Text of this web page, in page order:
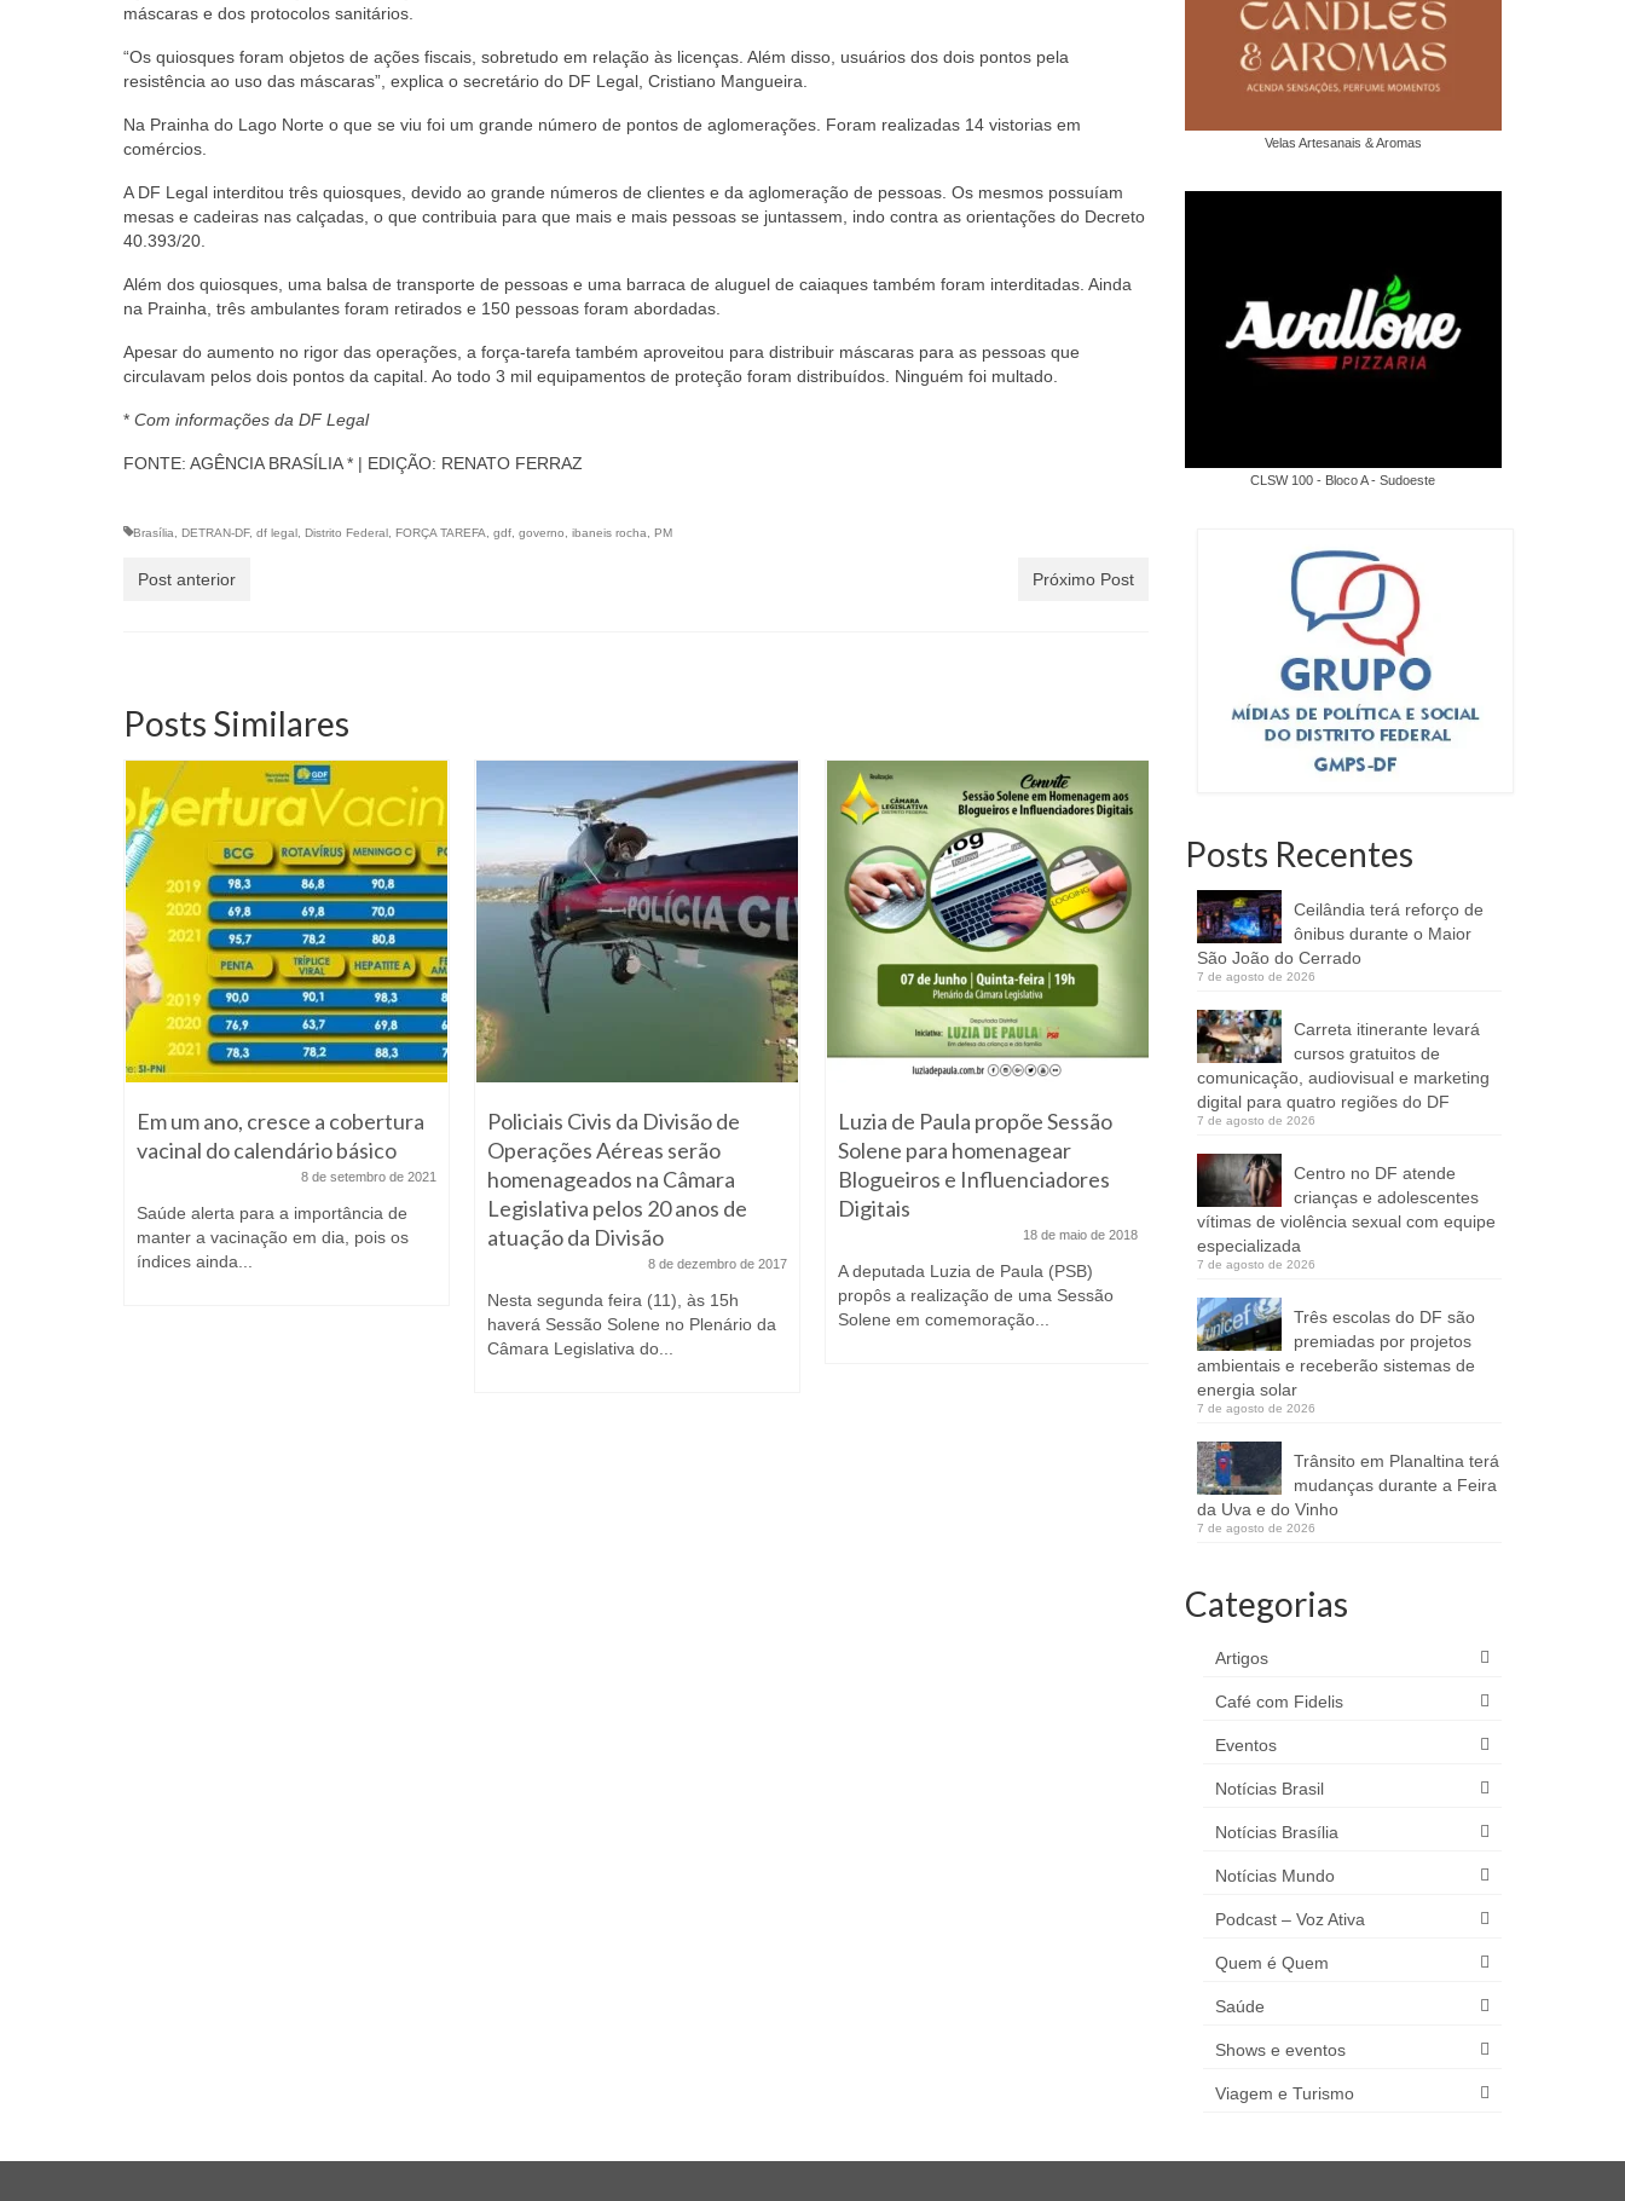
máscaras e dos protocolos sanitários.
“Os quiosques foram objetos de ações fiscais, sobretudo em relação às licenças. Além disso, usuários dos dois pontos pela
resistência ao uso das máscaras”, explica o secretário do DF Legal, Cristiano Mangueira.
Na Prainha do Lago Norte o que se viu foi um grande número de pontos de aglomerações. Foram realizadas 14 vistorias em
comércios.
A DF Legal interditou três quiosques, devido ao grande números de clientes e da aglomeração de pessoas. Os mesmos possuíam
mesas e cadeiras nas calçadas, o que contribuia para que mais e mais pessoas se juntassem, indo contra as orientações do Decreto
40.393/20.
Além dos quiosques, uma balsa de transporte de pessoas e uma barraca de aluguel de caiaques também foram interditadas. Ainda
na Prainha, três ambulantes foram retirados e 150 pessoas foram abordadas.
Apesar do aumento no rigor das operações, a força-tarefa também aproveitou para distribuir máscaras para as pessoas que
circulavam pelos dois pontos da capital. Ao todo 3 mil equipamentos de proteção foram distribuídos. Ninguém foi multado.
* Com informações da DF Legal
FONTE: AGÊNCIA BRASÍLIA * | EDIÇÃO: RENATO FERRAZ
Brasília DETRAN-DF, df legal Distrito Federal FORÇA TAREFA gdf governo ibaneis rocha PM
Post anterior Próximo Post
Posts Similares
Em um ano, cresce a cobertura
vacinal do calendário básico
8 de setembro de 2021
Saúde alerta para a importância de
manter a vacinação em dia, pois os
índices ainda...
Policiais Civis da Divisão de
Operações Aéreas serão
homenageados na Câmara
Legislativa pelos 20 anos de
atuação da Divisão
8 de dezembro de 2017
Nesta segunda feira (11), às 15h
haverá Sessão Solene no Plenário da
Câmara Legislativa do...
Luzia de Paula propõe Sessão
Solene para homenagear
Blogueiros e Influenciadores
Digitais
18 de maio de 2018
A deputada Luzia de Paula (PSB)
propôs a realização de uma Sessão
Solene em comemoração...
(26 e 27/08) Paulla & Paolla se
apresentam no Divina Living
Bar e Na Fazenda
(26 e 27/08) Paulla & Paolla se
apresentam no Divina Living Bar e Na
Fazenda...
Velas Artesanais & Aromas
CLSW 100 - Bloco A - Sudoeste
Posts Recentes
Ceilândia terá reforço de
ônibus durante o Maior
São João do Cerrado
7 de agosto de 2026
Carreta itinerante levará
cursos gratuitos de
comunicação, audiovisual e marketing
digital para quatro regiões do DF
7 de agosto de 2026
Centro no DF atende
crianças e adolescentes
vítimas de violência sexual com equipe
especializada
7 de agosto de 2026
Três escolas do DF são
premiadas por projetos
ambientais e receberão sistemas de
energia solar
7 de agosto de 2026
Trânsito em Planaltina terá
mudanças durante a Feira
da Uva e do Vinho
7 de agosto de 2026
Categorias
Artigos
Café com Fidelis
Eventos
Notícias Brasil
Notícias Brasília
Notícias Mundo
Podcast – Voz Ativa
Quem é Quem
Saúde
Shows e eventos
Viagem e Turismo